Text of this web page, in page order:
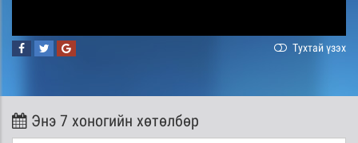
Тухтай үзэх
Энэ 7 хоногийн хөтөлбөр